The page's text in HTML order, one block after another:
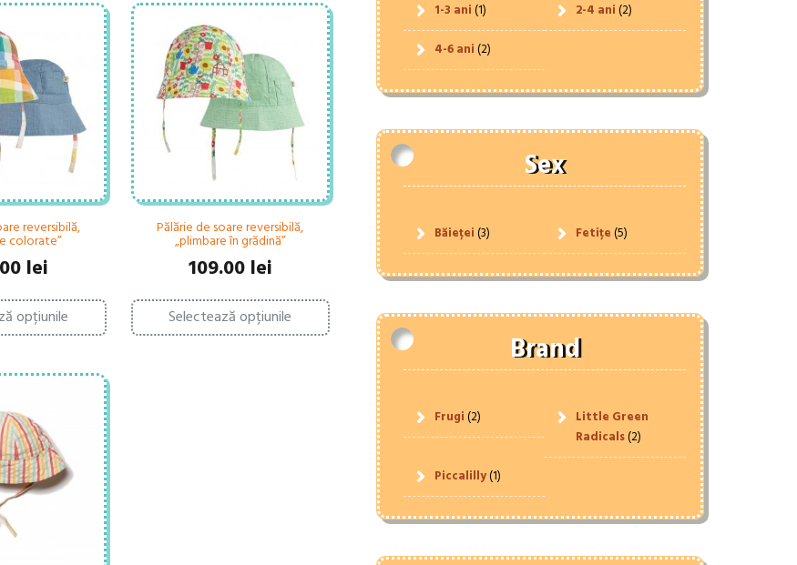
reversibilă,
colorate”
lei
opțiunile
Acest
produs
are
variații.
Opțiunile
pot
fi
alese
în
pagina
produsului.
Pălărie de soare reversibilă,
„plimbare în grădină”
109.00 lei
Selectează opțiunile
Acest
produs
are
Opțiunile
produsului.
1-3 ani(1) 2-4 ani(2)
4-6 ani(2)
Sex
Băieței(3) Fetițe(5)
Brand
Frugi(2)
Little Green
Radicals(2)
Piccalilly(1)